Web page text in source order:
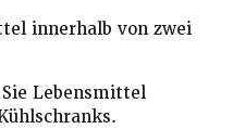
innerhalb von zwei
Lebensmittel